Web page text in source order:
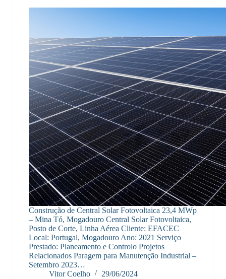
Construção de Central Solar Fotovoltaica 23,4 MWp
– Mina Tó, Mogadouro Central Solar Fotovoltaica,
Posto de Corte, Linha Aérea Cliente: EFACEC
Local: Portugal, Mogadouro Ano: 2021 Serviço
Prestado: Planeamento e Controlo Projetos
Relacionados Paragem para Manutenção Industrial –
Setembro 2023…
Vitor Coelho
29/06/2024